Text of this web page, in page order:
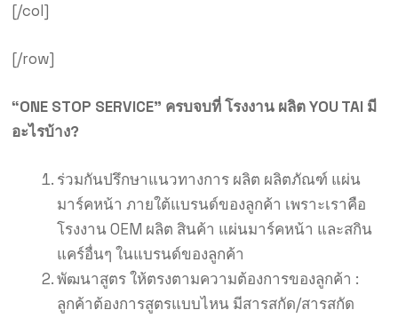
[/col]
[/row]
“ONE STOP SERVICE” ครบจบที่ โรงงาน ผลิต YOU TAI มี
อะไรบ้าง?
ร่วมกันปรึกษาแนวทางการ ผลิต ผลิตภัณฑ์ แผ่น
มาร์คหน้า ภายใต้แบรนด์ของลูกค้า เพราะเราคือ
โรงงาน OEM ผลิต สินค้า แผ่นมาร์คหน้า และสกิน
แคร์อื่นๆ ในแบรนด์ของลูกค้า
พัฒนาสูตร ให้ตรงตามความต้องการของลูกค้า :
ลูกค้าต้องการสูตรแบบไหน มีสารสกัด/สารสกัด